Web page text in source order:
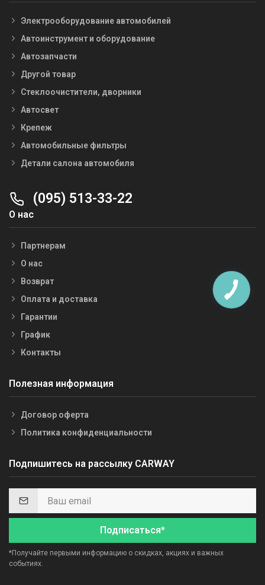
Электрооборудование автомобилей
Автоинструмент и оборудование
Автозапчасти
Другой товар
Стеклоочистители, дворники
Автосвет
Крепеж
Автомобильные фильтры
Детали салона автомобиля
(095) 513-33-22
О нас
Партнерам
О нас
Возврат
Оплата и доставка
Гарантии
График
Контакты
Полезная информация
Договор оферта
Политика конфиденциальности
Подпишитесь на рассылку CARWAY
Подписаться*
*Получайте первыми информацию о скидках, акциях и важных
событиях.